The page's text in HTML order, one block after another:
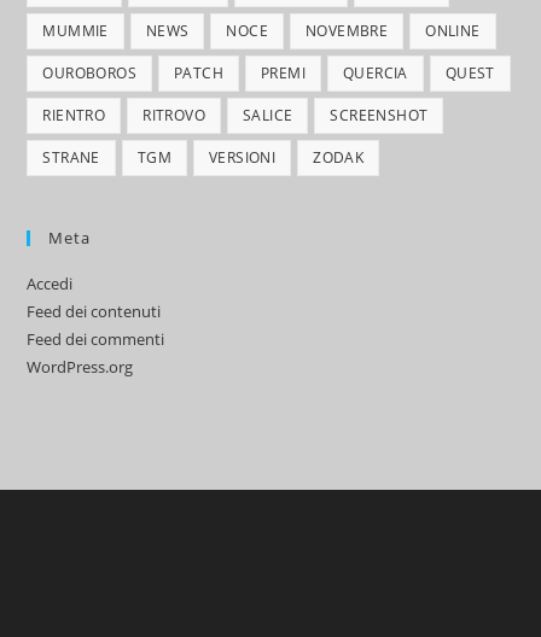
MUMMIE NEWS NOCE NOVEMBRE ONLINE
OUROBOROS PATCH PREMI QUERCIA QUEST
RIENTRO RITROVO SALICE SCREENSHOT
STRANE TGM VERSIONI ZODAK
Meta
Accedi
Feed dei contenuti
Feed dei commenti
WordPress.org